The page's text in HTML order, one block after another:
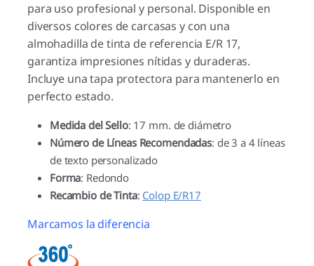
para uso profesional y personal. Disponible en
diversos colores de carcasas y con una
almohadilla de tinta de referencia E/R 17,
garantiza impresiones nítidas y duraderas.
Incluye una tapa protectora para mantenerlo en
perfecto estado.
Medida del Sello: 17 mm. de diámetro
Número de Líneas Recomendadas: de 3 a 4 líneas
de texto personalizado
Forma: Redondo
Recambio de Tinta: Colop E/R17
Marcamos la diferencia